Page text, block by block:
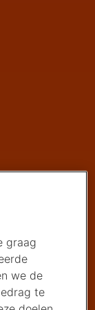
graag
we de
te